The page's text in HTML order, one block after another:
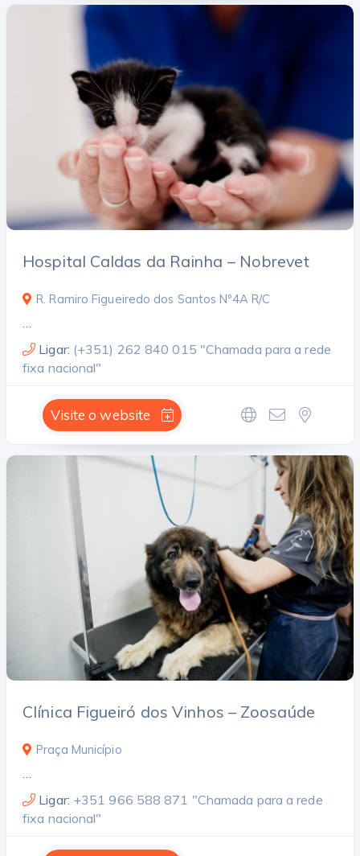
Reset Filters
Hospital Caldas da Rainha – Nobrevet
R. Ramiro Figueiredo dos Santos Nº4A R/C
…
Ligar: (+351) 262 840 015 "Chamada para a rede
fixa nacional"
Visite o website
Clínica Figueiró dos Vinhos – Zoosaúde
Praça Município
…
Ligar: +351 966 588 871 "Chamada para a rede
fixa nacional"